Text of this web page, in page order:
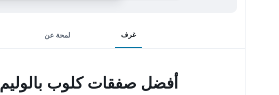
غرف لمحة عن
أفضل صفقات كلوب بالوليم